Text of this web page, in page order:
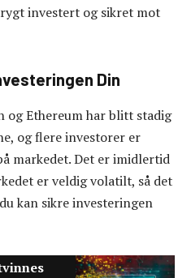
investert og sikret mot
Din
og Ethereum har blitt stadig
og flere investorer er
markedet. Det er imidlertid
er veldig volatilt, så det
kan sikre investeringen